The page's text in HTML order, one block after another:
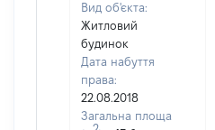
Вид об'єкта:
Житловий
будинок
Дата набуття
права:
22.08.2018
Загальна площа